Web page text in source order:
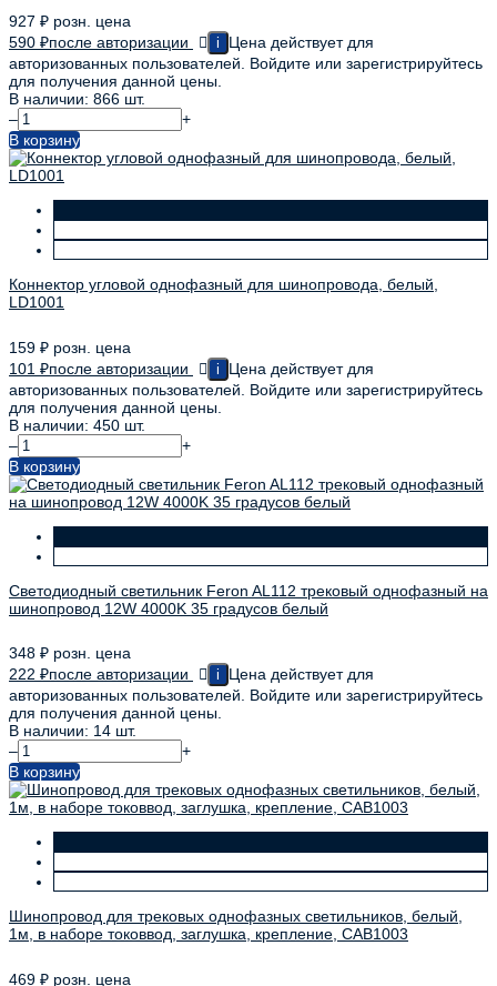
927 ₽ розн. цена
590 ₽после авторизации i
Цена действует для
авторизованных пользователей. Войдите или зарегистрируйтесь
для получения данной цены.
В наличии: 866 шт.
–
+
В корзину
Коннектор угловой однофазный для шинопровода, белый,
LD1001
159 ₽ розн. цена
101 ₽после авторизации i
Цена действует для
авторизованных пользователей. Войдите или зарегистрируйтесь
для получения данной цены.
В наличии: 450 шт.
–
+
В корзину
Светодиодный светильник Feron AL112 трековый однофазный на
шинопровод 12W 4000K 35 градусов белый
348 ₽ розн. цена
222 ₽после авторизации i
Цена действует для
авторизованных пользователей. Войдите или зарегистрируйтесь
для получения данной цены.
В наличии: 14 шт.
–
+
В корзину
Шинопровод для трековых однофазных светильников, белый,
1м, в наборе токоввод, заглушка, крепление, CAB1003
469 ₽ розн. цена